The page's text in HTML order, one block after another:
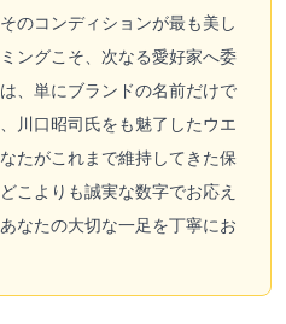
のコンディションが最も美し
ングこそ、次なる愛好家へ委
、単にブランドの名前だけで
川口昭司氏をも魅了したウエ
たがこれまで維持してきた保
こよりも誠実な数字でお応え
なたの大切な一足を丁寧にお